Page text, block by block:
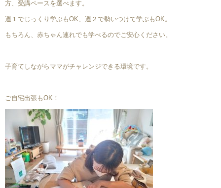
方、受講ペースを選べます。
週１でじっくり学ぶもOK、週２で勢いつけて学ぶもOK。
もちろん、赤ちゃん連れでも学べるのでご安心ください。
子育てしながらママがチャレンジできる環境です。
ご自宅出張もOK！